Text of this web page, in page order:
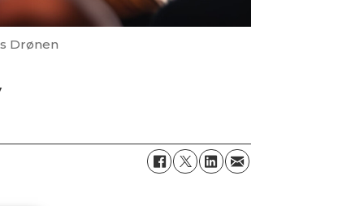
Drønen